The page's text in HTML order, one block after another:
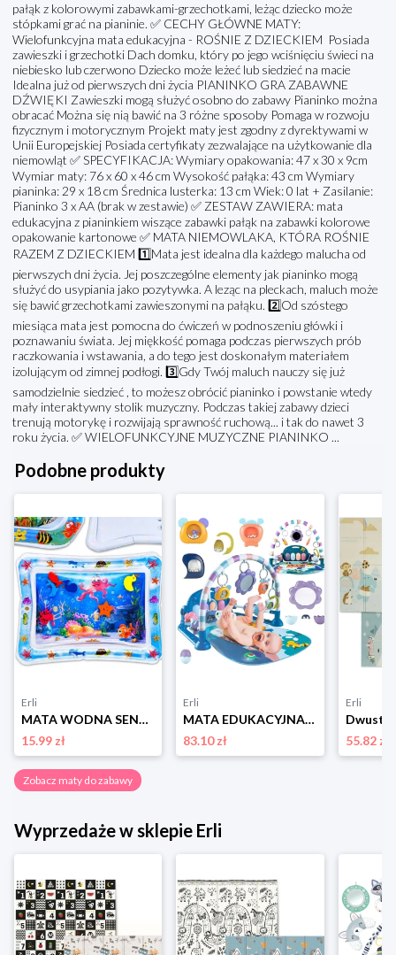
pałąk z kolorowymi zabawkami-grzechotkami, leżąc dziecko może
stópkami grać na pianinie. ✅ CECHY GŁÓWNE MATY:
Wielofunkcyjna mata edukacyjna - ROŚNIE Z DZIECKIEM Posiada
zawieszki i grzechotki Dach domku, który po jego wciśnięciu świeci na
niebiesko lub czerwono Dziecko może leżeć lub siedzieć na macie
Idealna już od pierwszych dni życia PIANINKO GRA ZABAWNE
DŹWIĘKI Zawieszki mogą służyć osobno do zabawy Pianinko można
obracać Można się nią bawić na 3 różne sposoby Pomaga w rozwoju
fizycznym i motorycznym Projekt maty jest zgodny z dyrektywami w
Unii Europejskiej Posiada certyfikaty zezwalające na użytkowanie dla
niemowląt ✅ SPECYFIKACJA: Wymiary opakowania: 47 x 30 x 9cm
Wymiar maty: 76 x 60 x 46 cm Wysokość pałąka: 43 cm Wymiary
pianinka: 29 x 18 cm Średnica lusterka: 13 cm Wiek: 0 lat + Zasilanie:
Pianinko 3 x AA (brak w zestawie) ✅ ZESTAW ZAWIERA: mata
edukacyjna z pianinkiem wiszące zabawki pałąk na zabawki kolorowe
opakowanie kartonowe ✅ MATA NIEMOWLAKA, KTÓRA ROŚNIE
RAZEM Z DZIECKIEM 1️⃣Mata jest idealna dla każdego malucha od
pierwszych dni życia. Jej poszczególne elementy jak pianinko mogą
służyć do usypiania jako pozytywka. A leząc na pleckach, maluch może
się bawić grzechotkami zawieszonymi na pałąku. 2️⃣Od szóstego
miesiąca mata jest pomocna do ćwiczeń w podnoszeniu główki i
poznawaniu świata. Jej miękkość pomaga podczas pierwszych prób
raczkowania i wstawania, a do tego jest doskonałym materiałem
izolującym od zimnej podłogi. 3️⃣Gdy Twój maluch nauczy się już
samodzielnie siedzieć , to możesz obrócić pianinko i powstanie wtedy
mały interaktywny stolik muzyczny. Podczas takiej zabawy dzieci
trenują motorykę i rozwijają sprawność ruchową... i tak do nawet 3
roku życia. ✅ WIELOFUNKCYJNE MUZYCZNE PIANINKO ...
Podobne produkty
Erli
MATA WODNA SENSORYCZNA EDUKACYJNA DLA DZIECI I NIEMOWLĄT ZABAWKA XXL
15.99 zł
Erli
MATA EDUKACYJNA PIANINO GRZECHOTKI INTERAKTYWNA DLA DZIECI NIEMOWLĄT 0+
83.10 zł
Erli
55.82 zł
Zobacz maty do zabawy
Wyprzedaże w sklepie Erli